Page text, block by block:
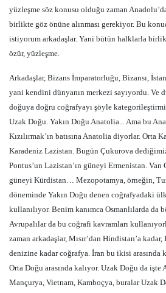
yüzleşme söz konusu olduğu zaman
birlikte göz önüne alınması gerekiyor. Bu
istiyorum arkadaşlar. Yani bütün halklarla
özür, yüzleşme.
Arkadaşlar, Bizans İmparatorluğu, Bizansı,
yani kendini dünyanın merkezi sayıyordu. Ve
doğuya doğru coğrafyayı şöyle
Uzak Doğu. Yakın Doğu Anatolia... Ama bu
Kızılırmak’ın batısına Anatolia diyorlar. Orta
Karadeniz Lazistan. Bugün Çukurova
Pontus’un Lazistan’ın güneyi Ermenistan.
güneyi Kürdistan… Mezopotamya, örneğin,
döneminde Yakın Doğu denen coğrafyadaki
kullanılıyor. Benim kanımca Osmanlılarda da
Avrupalılar da bu coğrafi kavramları
zaman arkadaşlar, Mısır’dan Hindistan’a
denizine kadar coğrafya. İran bu ikisi arasında
Orta Doğu arasında kalıyor. Uzak Doğu da işte
Mançurya, Vietnam, Kamboçya, buralar Uzak